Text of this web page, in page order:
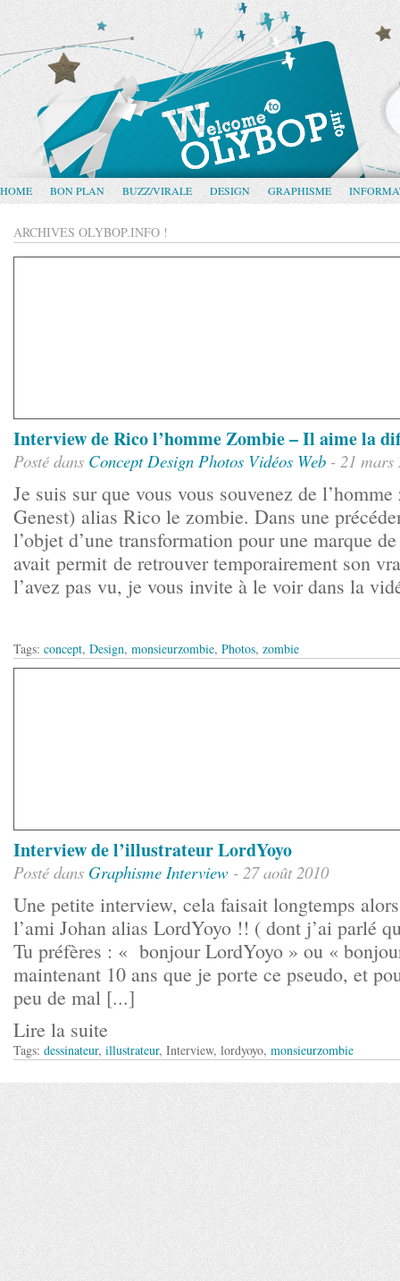
HOME BON PLAN BUZZ/VIRALE DESIGN GRAPHISME
ARCHIVES OLYBOP.INFO !
Interview de Rico l’homme Zombie – Il aime la
Posté dans Concept Design Photos Vidéos Web - 21 mars
Je suis sur que vous vous souvenez de
Genest) alias Rico le zombie. Dans une
l’objet d’une transformation pour une marque
avait permit de retrouver temporairement son
l’avez pas vu, je vous invite à le voir dans la
Tags: concept, Design, monsieurzombie, Photos, zombie
Interview de l’illustrateur LordYoyo
Posté dans Graphisme Interview - 27 août 2010
Une petite interview, cela faisait longtemps
l’ami Johan alias LordYoyo !! ( dont j’ai parlé
Tu préfères : « bonjour LordYoyo » ou «
maintenant 10 ans que je porte ce pseudo, et
peu de mal [...]
Lire la suite
Tags: dessinateur, illustrateur, Interview, lordyoyo, monsieurzombie